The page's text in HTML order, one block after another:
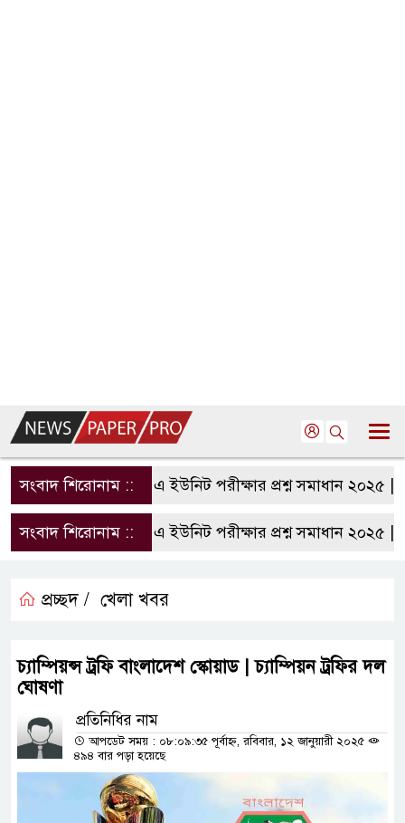
সংবাদ শিরোনাম ::রাবি এ ইউনিট পরীক্ষার প্রশ্ন সমাধান ২০২৫ |
সংবাদ শিরোনাম ::রাবি এ ইউনিট পরীক্ষার প্রশ্ন সমাধান ২০২৫ |
প্রচ্ছদ / খেলা খবর
চ্যাম্পিয়ন্স ট্রফি বাংলাদেশ স্কোয়াড | চ্যাম্পিয়ন ট্রফির দল
ঘোষণা
প্রতিনিধির নাম
আপডেট সময় : ০৮:০৯:৩৫ পূর্বাহ্ন, রবিবার, ১২ জানুয়ারী ২০২৫
৪৯৪ বার পড়া হয়েছে